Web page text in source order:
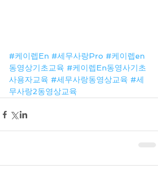
#케이렙En #세무사랑Pro #케이렙en
동영상기초교육 #케이렙En동영사기초
사용자교육 #세무사랑동영상교육 #세
무사랑2동영상교육